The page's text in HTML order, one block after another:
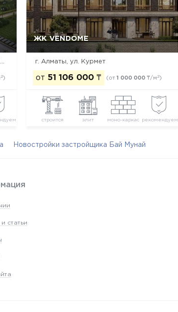
г. Алматы, просп. Аль-Фараби, западнее реки Есентай
2)
ЖК VENDOME
г. Алматы, ул. Курмет
от 51 106 000 ₸ (от 1 000 000 ₸/м 2)
строится элит моно-каркас рекомендуем
Да, удалить Отмена
Новостройки застройщика Бай Мунай
статьи